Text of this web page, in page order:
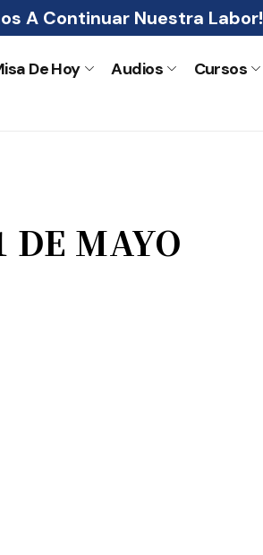
A Continuar Nuestra Labor!
De Hoy Audios Cursos
DE MAYO